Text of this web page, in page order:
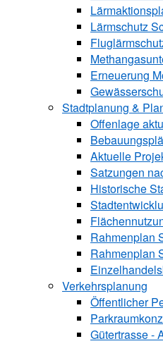
Lärmschutz
Erneuerung
Stadtplanung &
Offenlage
Aktuelle
Satzungen
Historische
Rahmenplan
Rahmenplan
Verkehrsplanung
Öffentlicher
Gütertrasse -